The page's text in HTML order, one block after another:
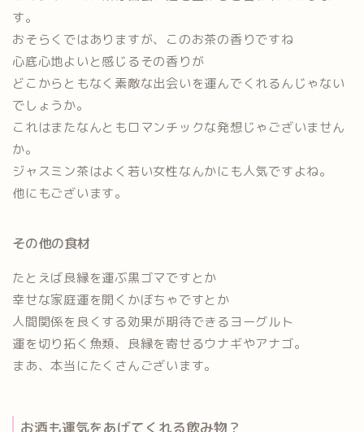
す。
おそらくではありますが、このお茶の香りですね
心底心地よいと感じるその香りが
どこからともなく素敵な出会いを運んでくれるんじゃない
でしょうか。
これはまたなんともロマンチックな発想じゃございません
か。
ジャスミン茶はよく若い女性なんかにも人気ですよね。
他にもございます。
その他の食材
たとえば良縁を運ぶ黒ゴマですとか
幸せな家庭運を開くかぼちゃですとか
人間関係を良くする効果が期待できるヨーグルト
運を切り拓く魚類、 良縁を寄せるウナギやアナゴ。
まあ、本当にたくさんございます。
お酒も運気をあげてくれる飲み物？